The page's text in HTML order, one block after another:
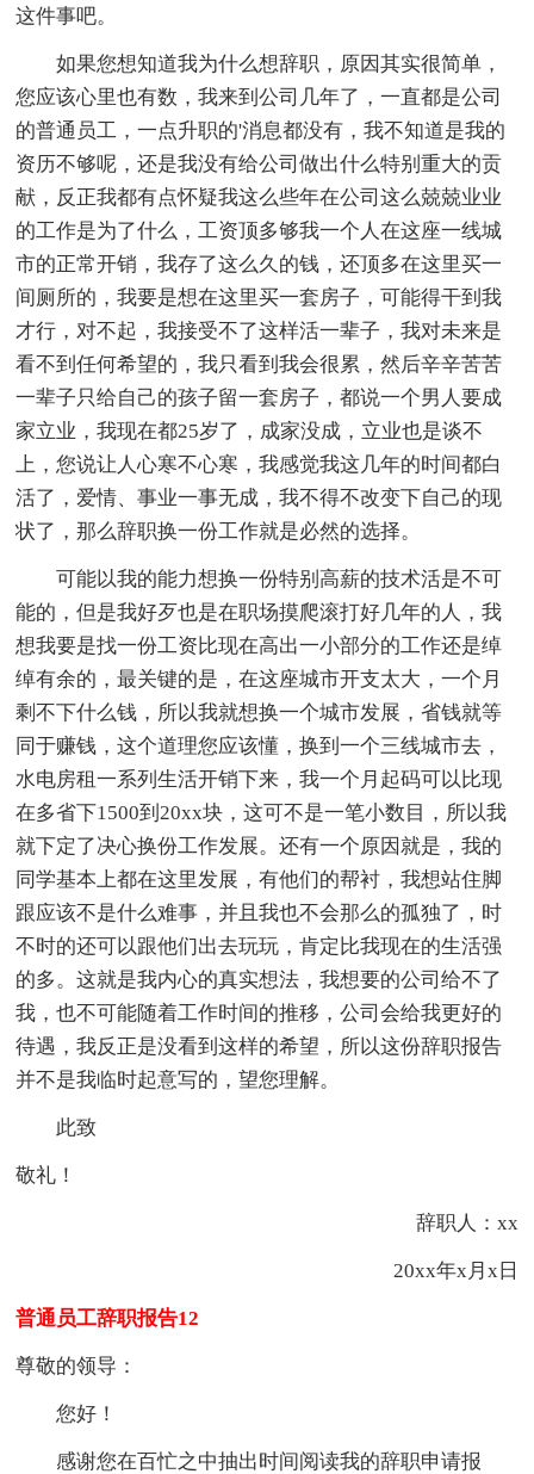
这件事吧。
如果您想知道我为什么想辞职，原因其实很简单，
您应该心里也有数，我来到公司几年了，一直都是公司
的普通员工，一点升职的'消息都没有，我不知道是我的
资历不够呢，还是我没有给公司做出什么特别重大的贡
献，反正我都有点怀疑我这么些年在公司这么兢兢业业
的工作是为了什么，工资顶多够我一个人在这座一线城
市的正常开销，我存了这么久的钱，还顶多在这里买一
间厕所的，我要是想在这里买一套房子，可能得干到我
才行，对不起，我接受不了这样活一辈子，我对未来是
看不到任何希望的，我只看到我会很累，然后辛辛苦苦
一辈子只给自己的孩子留一套房子，都说一个男人要成
家立业，我现在都25岁了，成家没成，立业也是谈不
上，您说让人心寒不心寒，我感觉我这几年的时间都白
活了，爱情、事业一事无成，我不得不改变下自己的现
状了，那么辞职换一份工作就是必然的选择。
可能以我的能力想换一份特别高薪的技术活是不可
能的，但是我好歹也是在职场摸爬滚打好几年的人，我
想我要是找一份工资比现在高出一小部分的工作还是绰
绰有余的，最关键的是，在这座城市开支太大，一个月
剩不下什么钱，所以我就想换一个城市发展，省钱就等
同于赚钱，这个道理您应该懂，换到一个三线城市去，
水电房租一系列生活开销下来，我一个月起码可以比现
在多省下1500到20xx块，这可不是一笔小数目，所以我
就下定了决心换份工作发展。还有一个原因就是，我的
同学基本上都在这里发展，有他们的帮衬，我想站住脚
跟应该不是什么难事，并且我也不会那么的孤独了，时
不时的还可以跟他们出去玩玩，肯定比我现在的生活强
的多。这就是我内心的真实想法，我想要的公司给不了
我，也不可能随着工作时间的推移，公司会给我更好的
待遇，我反正是没看到这样的希望，所以这份辞职报告
并不是我临时起意写的，望您理解。
此致
敬礼！
辞职人：xx
20xx年x月x日
普通员工辞职报告12
尊敬的领导：
您好！
感谢您在百忙之中抽出时间阅读我的辞职申请报